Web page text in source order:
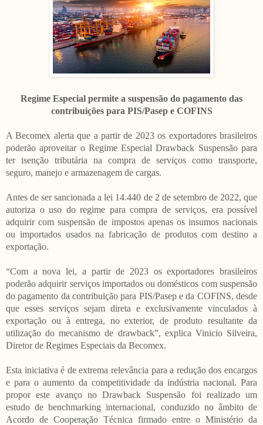
Regime Especial permite a suspensão do pagamento das
contribuições para PIS/Pasep e COFINS
A Becomex alerta que a partir de 2023 os exportadores brasileiros
poderão aproveitar o Regime Especial Drawback Suspensão para
ter isenção tributária na compra de serviços como transporte,
seguro, manejo e armazenagem de cargas.
Antes de ser sancionada a lei 14.440 de 2 de setembro de 2022, que
autoriza o uso do regime para compra de serviços, era possível
adquirir com suspensão de impostos apenas os insumos nacionais
ou importados usados na fabricação de produtos com destino a
exportação.
“Com a nova lei, a partir de 2023 os exportadores brasileiros
poderão adquirir serviços importados ou domésticos com suspensão
do pagamento da contribuição para PIS/Pasep e da COFINS, desde
que esses serviços sejam direta e exclusivamente vinculados à
exportação ou à entrega, no exterior, de produto resultante da
utilização do mecanismo de drawback”, explica Vinicio Silveira,
Diretor de Regimes Especiais da Becomex.
Esta iniciativa é de extrema relevância para a redução dos encargos
e para o aumento da competitividade da indústria nacional. Para
propor este avanço no Drawback Suspensão foi realizado um
estudo de benchmarking internacional, conduzido no âmbito de
Acordo de Cooperação Técnica firmado entre o Ministério da